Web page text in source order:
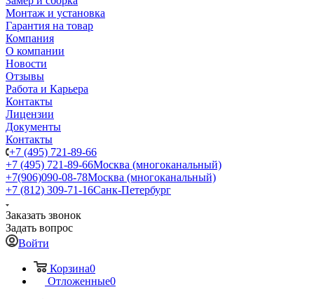
Монтаж и установка
Гарантия на товар
Компания
О компании
Новости
Отзывы
Работа и Карьера
Контакты
Лицензии
Документы
Контакты
+7 (495) 721-89-66
+7 (495) 721-89-66Москва (многоканальный)
+7(906)090-08-78Москва (многоканальный)
+7 (812) 309-71-16Санк-Петербург
Заказать звонок
Задать вопрос
Войти
Корзина0
Отложенные0